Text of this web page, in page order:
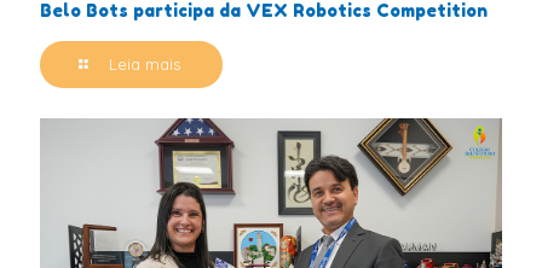
Belo Bots participa da VEX Robotics Competition
Leia mais